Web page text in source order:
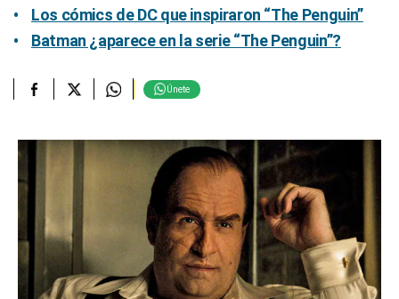
Los cómics de DC que inspiraron “The Penguin”
Batman ¿aparece en la serie “The Penguin”?
Únete